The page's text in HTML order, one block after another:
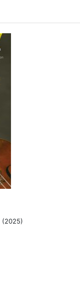
(2025)